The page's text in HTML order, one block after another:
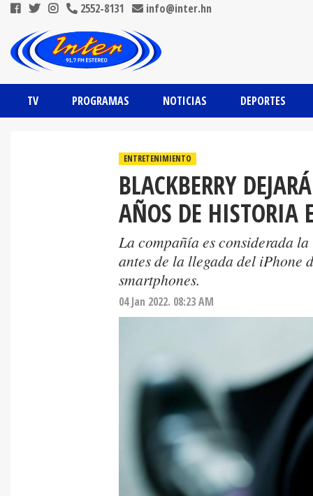
2552-8131 info@inter.hn
TV PROGRAMAS NOTICIAS DEPORTES
ENTRETENIMIENTO
BLACKBERRY
AÑOS DE
La compañía es considerada
antes de la llegada del iPhone
smartphones.
04 Jan 2022. 08:23 AM